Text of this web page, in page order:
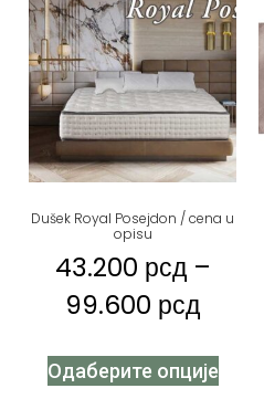
Dušek Royal Posejdon / cena u
opisu
43.200 рсд –
99.600 рсд
Одаберите опције